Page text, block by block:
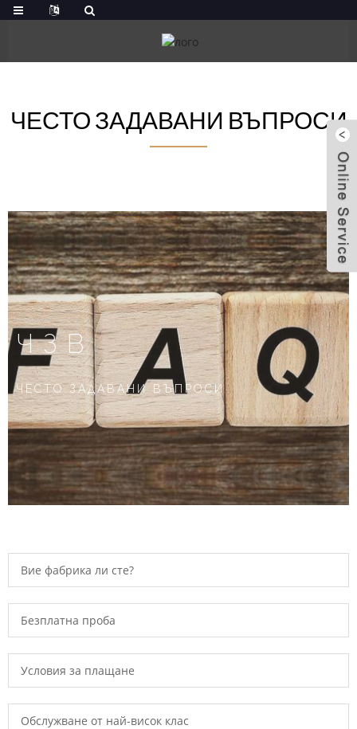
ЧЕСТО ЗАДАВАНИ ВЪПРОСИ
ЧЗВ
ЧЕСТО ЗАДАВАНИ ВЪПРОСИ
Вие фабрика ли сте?
Безплатна проба
Условия за плащане
Обслужване от най-висок клас